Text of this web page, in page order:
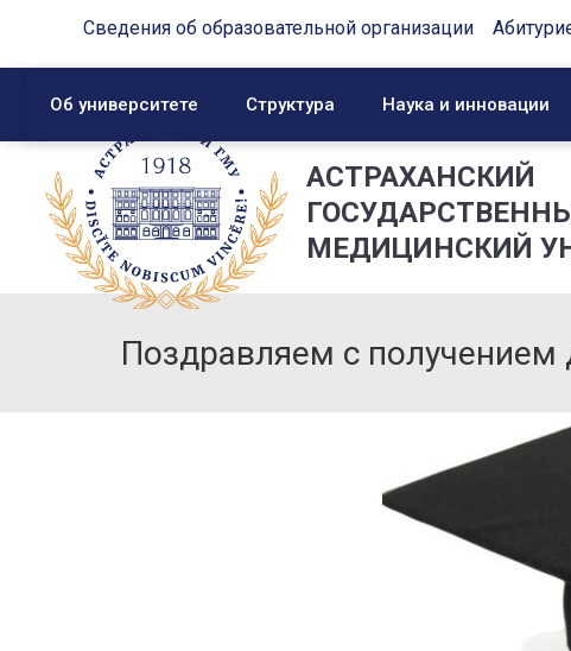
Сведения об образовательной организации
Об университете Структура Наука и инновации
АСТРАХАНСКИЙ
МЕДИЦИНСКИЙ
Поздравляем с получением